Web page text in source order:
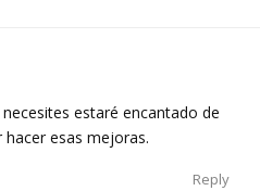
estaré encantado de
esas mejoras.
Reply